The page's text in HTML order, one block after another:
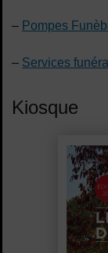
– Pompes
– Services
Kiosque